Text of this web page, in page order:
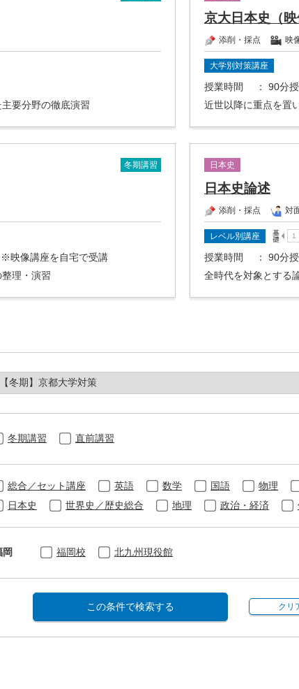
要分野の徹底演習
京大日本史（映
添削・採点 映
大学別対策講座
授業時間
： 90分
近世以降に重点を置
冬期講習
映像講座を自宅で受講
理・演習
日本史
日本史論述
添削・採点 対
レベル別講座
授業時間
： 90分
全時代を対象とする
冬期講習 直前講習
総合／セット講座 英語 数学 国語 物理
日本史
世界史／歴史総合 地理 政治・経済
岡 福岡校 北九州現役館
この条件で検索する クリ